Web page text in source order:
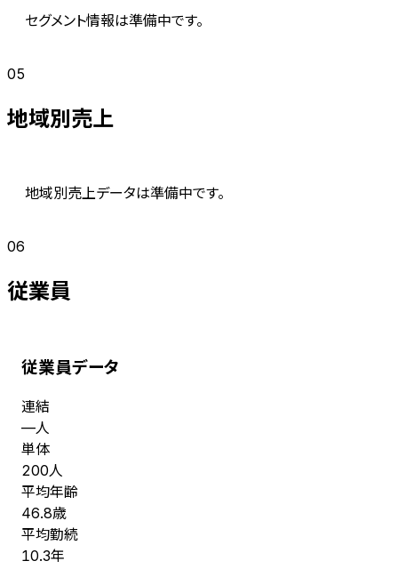
セグメント情報は準備中です。
05
地域別売上
地域別売上データは準備中です。
06
従業員
従業員データ
連結
—人
単体
200人
平均年齢
46.8歳
平均勤続
10.3年